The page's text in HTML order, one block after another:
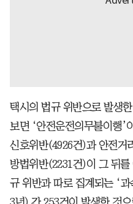
택시의 법규 위반으로 발생
보면 ‘안전운전의무불이행’
신호위반(4926건)과 안전거
방법위반(2231건)이 그 뒤
규 위반과 따로 집계되는 ‘